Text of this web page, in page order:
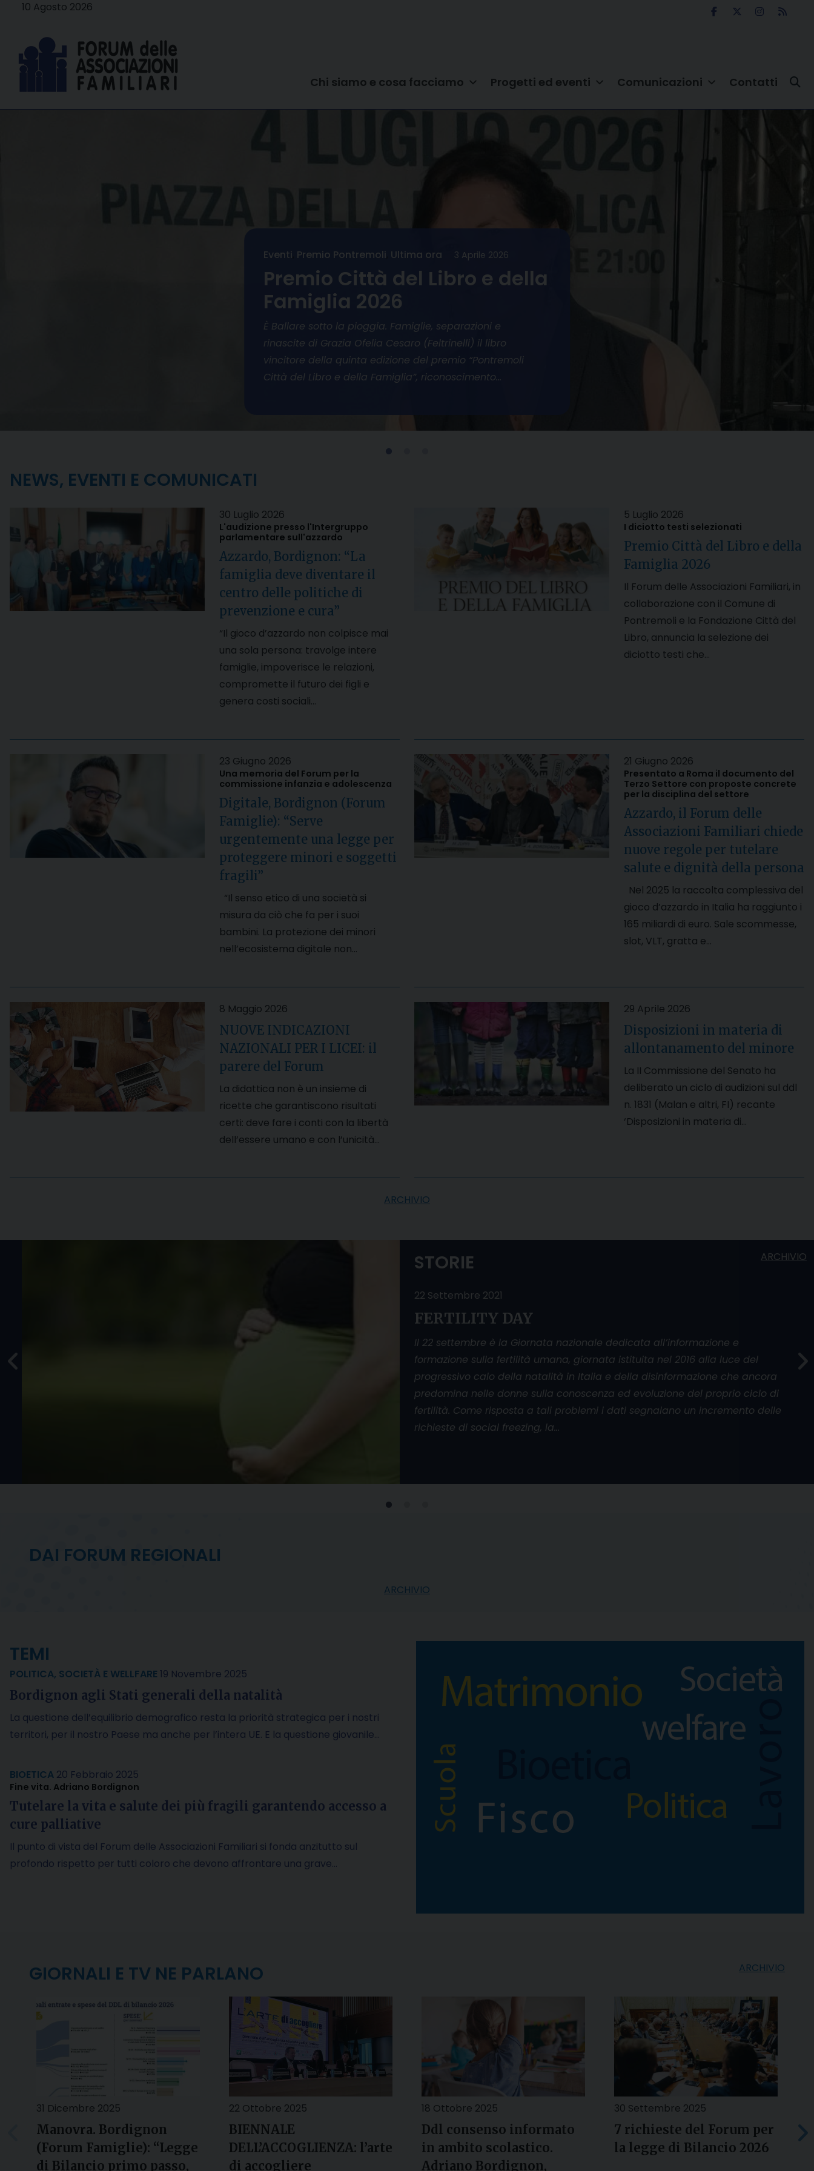
10 Agosto 2026
Chi siamo e cosa facciamo Progetti ed eventi Comunicazioni Contatti
Eventi Premio Pontremoli Ultima ora 3 Aprile 2026
Premio Città del Libro e della
Famiglia 2026
È Ballare sotto la pioggia. Famiglie, separazioni e
rinascite di Grazia Ofelia Cesaro (Feltrinelli) il libro
vincitore della quinta edizione del premio “Pontremoli
Città del Libro e della Famiglia”, riconoscimento…
NEWS, EVENTI E COMUNICATI
30 Luglio 2026
L'audizione presso l'Intergruppo
parlamentare sull'azzardo
Azzardo, Bordignon: “La
famiglia deve diventare il
centro delle politiche di
prevenzione e cura”
“Il gioco d’azzardo non colpisce mai
una sola persona: travolge intere
famiglie, impoverisce le relazioni,
compromette il futuro dei figli e
genera costi sociali…
5 Luglio 2026
I diciotto testi selezionati
Premio Città del Libro e della
Famiglia 2026
Il Forum delle Associazioni Familiari, in
collaborazione con il Comune di
Pontremoli e la Fondazione Città del
Libro, annuncia la selezione dei
diciotto testi che…
23 Giugno 2026
Una memoria del Forum per la
commissione infanzia e adolescenza
Digitale, Bordignon (Forum
Famiglie): “Serve
urgentemente una legge per
proteggere minori e soggetti
fragili”
“Il senso etico di una società si
misura da ciò che fa per i suoi
bambini. La protezione dei minori
nell’ecosistema digitale non…
21 Giugno 2026
Presentato a Roma il documento del
Terzo Settore con proposte concrete
per la disciplina del settore
Azzardo, il Forum delle
Associazioni Familiari chiede
nuove regole per tutelare
salute e dignità della persona
Nel 2025 la raccolta complessiva del
gioco d’azzardo in Italia ha raggiunto i
165 miliardi di euro. Sale scommesse,
slot, VLT, gratta e…
8 Maggio 2026
NUOVE INDICAZIONI
NAZIONALI PER I LICEI: il
parere del Forum
La didattica non è un insieme di
ricette che garantiscono risultati
certi: deve fare i conti con la libertà
dell’essere umano e con l’unicità…
29 Aprile 2026
Disposizioni in materia di
allontanamento del minore
La II Commissione del Senato ha
deliberato un ciclo di audizioni sul ddl
n. 1831 (Malan e altri, FI) recante
‘Disposizioni in materia di…
ARCHIVIO
ARCHIVIO
STORIE
22 Settembre 2021
FERTILITY DAY
Il 22 settembre è la Giornata nazionale dedicata all’informazione e
formazione sulla fertilità umana, giornata istituita nel 2016 alla luce del
progressivo calo della natalità in Italia e della disinformazione che ancora
predomina nelle donne sulla conoscenza ed evoluzione del proprio ciclo di
fertilità. Come risposta a tali problemi i dati segnalano un incremento delle
richieste di social freezing, la…
DAI FORUM REGIONALI
ARCHIVIO
TEMI
POLITICA, SOCIETÀ E WELLFARE 19 Novembre 2025
Bordignon agli Stati generali della natalità
La questione dell’equilibrio demografico resta la priorità strategica per i nostri
territori, per il nostro Paese ma anche per l’intera UE. E la questione giovanile…
BIOETICA 20 Febbraio 2025
Fine vita. Adriano Bordignon
Tutelare la vita e salute dei più fragili garantendo accesso a
cure palliative
Il punto di vista del Forum delle Associazioni Familiari si fonda anzitutto sul
profondo rispetto per tutti coloro che devono affrontare una grave…
ARCHIVIO
GIORNALI E TV NE PARLANO
31 Dicembre 2025
Manovra. Bordignon
(Forum Famiglie): “Legge
di Bilancio primo passo,
22 Ottobre 2025
BIENNALE
DELL’ACCOGLIENZA: l’arte
di accogliere
18 Ottobre 2025
Ddl consenso informato
in ambito scolastico.
Adriano Bordignon,
30 Settembre 2025
7 richieste del Forum per
la legge di Bilancio 2026